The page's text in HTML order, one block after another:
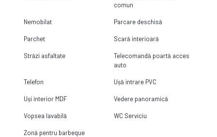
comun
Nemobilat Parcare deschisă
Parchet Scară interioară
Străzi asfaltate
Telecomandă poartă acces
auto
Telefon Ușă intrare PVC
Uși interior MDF Vedere panoramică
Vopsea lavabilă WC Serviciu
Zonă pentru barbeque